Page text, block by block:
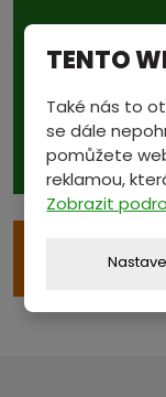
TENTO
Také nás to
se dále
pomůžete
reklamou,
Zobrazit